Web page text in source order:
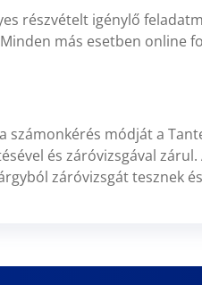
részvételt igénylő
más esetben online
számonkérés módját a
és záróvizsgával
záróvizsgát tesznek